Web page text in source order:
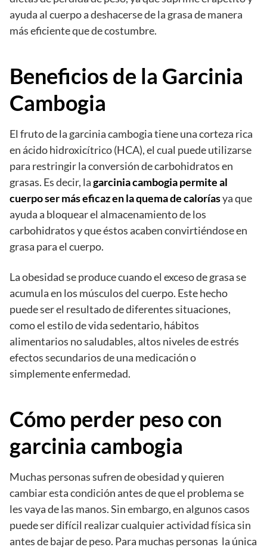
ayuda al cuerpo a deshacerse de la grasa de manera
más eficiente que de costumbre.
Beneficios de la Garcinia
Cambogia
El fruto de la garcinia cambogia tiene una corteza rica
en ácido hidroxicítrico (HCA), el cual puede utilizarse
para restringir la conversión de carbohidratos en
grasas. Es decir, lagarcinia cambogia permite al
cuerpo ser más eficaz en la quema de caloríasya que
ayuda a bloquear el almacenamiento de los
carbohidratos y que éstos acaben convirtiéndose en
grasa para el cuerpo.
La obesidad se produce cuando el exceso de grasa se
acumula en los músculos del cuerpo. Este hecho
puede ser el resultado de diferentes situaciones,
como el estilo de vida sedentario, hábitos
alimentarios no saludables, altos niveles de estrés
efectos secundarios de una medicación o
simplemente enfermedad.
Cómo perder peso con
garcinia cambogia
Muchas personas sufren de obesidad y quieren
cambiar esta condición antes de que el problema se
les vaya de las manos. Sin embargo, en algunos casos
puede ser difícil realizar cualquier actividad física sin
antes de bajar de peso. Para muchas personas la única